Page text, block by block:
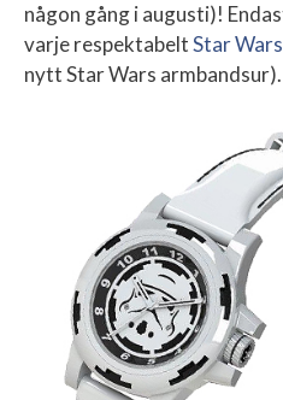
någon gång i augusti)!
varje respektabeltStar Wars
nytt Star Wars armbandsur).